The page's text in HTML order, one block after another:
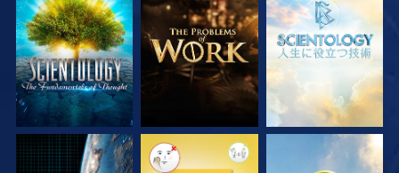
シリーズを探求 シリーズを探求 シリーズを探求